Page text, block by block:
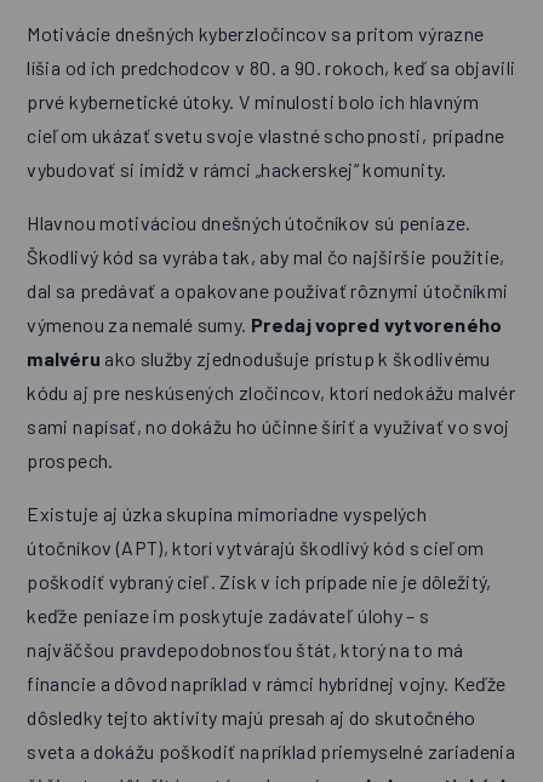
Motivácie dnešných kyberzločincov sa pritom výrazne
líšia od ich predchodcov v 80. a 90. rokoch, keď sa objavili
prvé kybernetické útoky. V minulosti bolo ich hlavným
cieľom ukázať svetu svoje vlastné schopnosti, prípadne
vybudovať si imidž v rámci „hackerskej“ komunity.
Hlavnou motiváciou dnešných útočníkov sú peniaze.
Škodlivý kód sa vyrába tak, aby mal čo najširšie použitie,
dal sa predávať a opakovane používať rôznymi útočníkmi
výmenou za nemalé sumy. Predaj vopred vytvoreného
malvéru ako služby zjednodušuje prístup k škodlivému
kódu aj pre neskúsených zločincov, ktorí nedokážu malvér
sami napísať, no dokážu ho účinne šíriť a využívať vo svoj
prospech.
Existuje aj úzka skupina mimoriadne vyspelých
útočníkov (APT), ktorí vytvárajú škodlivý kód s cieľom
poškodiť vybraný cieľ. Zisk v ich prípade nie je dôležitý,
keďže peniaze im poskytuje zadávateľ úlohy – s
najväčšou pravdepodobnosťou štát, ktorý na to má
financie a dôvod napríklad v rámci hybridnej vojny. Keďže
dôsledky tejto aktivity majú presah aj do skutočného
sveta a dokážu poškodiť napríklad priemyselné zariadenia